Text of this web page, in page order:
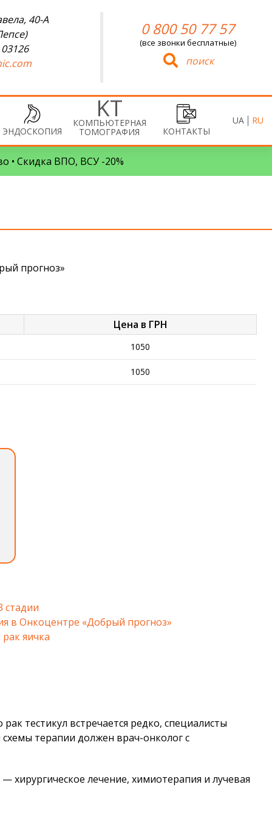
40-А
0 800 50 77 57
(все звонки бесплатные)
поиск
ЭНДОСКОПИЯ
КОМПЬЮТЕРНАЯ
ТОМОГРАФИЯ КОНТАКТЫ
UA RU
• Скидка ВПО, ВСУ -20%
прогноз»
Цена в ГРН
1050
1050
стадии
в Онкоцентре «Добрый прогноз»
яичка
тестикул встречается редко, специалисты
терапии должен врач-онколог с
хирургическое лечение, химиотерапия и лучевая